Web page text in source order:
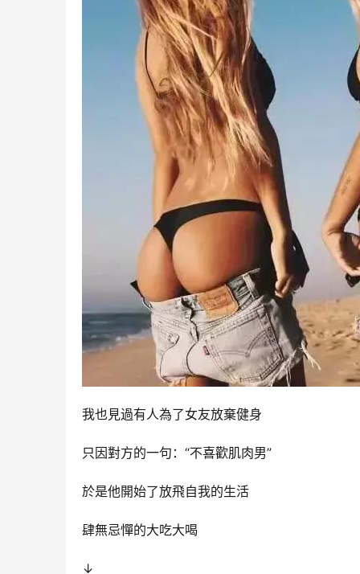
我也見過有人為了女友放棄健身
只因對方的一句：“不喜歡肌肉男”
於是他開始了放飛自我的生活
肆無忌憚的大吃大喝
↓